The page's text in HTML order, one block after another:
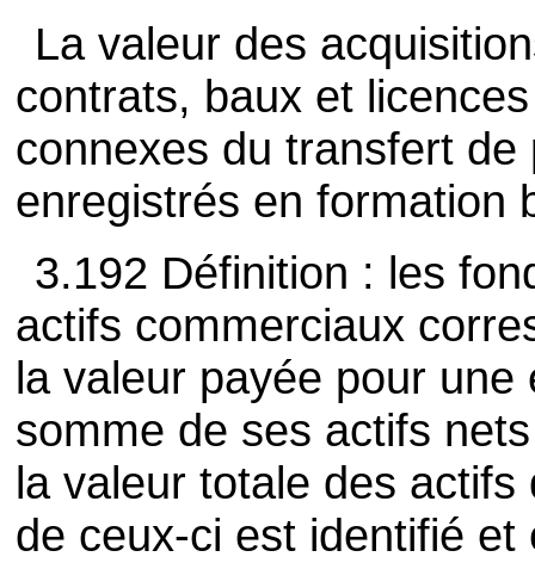
La valeur des
contrats, baux et
connexes du transfert
enregistrés en formation
3.192 Définition : les
actifs commerciaux
la valeur payée pour
somme de ses actifs
la valeur totale des
de ceux-ci est identifié